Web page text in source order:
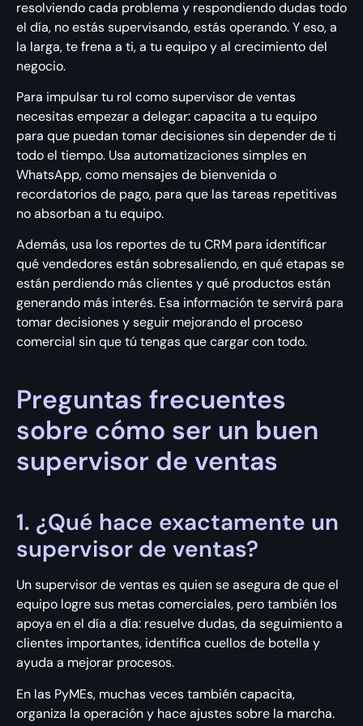
resolviendo cada problema y respondiendo dudas todo
el día, no estás supervisando, estás operando. Y eso, a
la larga, te frena a ti, a tu equipo y al crecimiento del
negocio.
Para impulsar tu rol como supervisor de ventas
necesitas empezar a delegar: capacita a tu equipo
para que puedan tomar decisiones sin depender de ti
todo el tiempo. Usa automatizaciones simples en
WhatsApp, como mensajes de bienvenida o
recordatorios de pago, para que las tareas repetitivas
no absorban a tu equipo.
Además, usa los reportes de tu CRM para identificar
qué vendedores están sobresaliendo, en qué etapas se
están perdiendo más clientes y qué productos están
generando más interés. Esa información te servirá para
tomar decisiones y seguir mejorando el proceso
comercial sin que tú tengas que cargar con todo.
Preguntas frecuentes
sobre cómo ser un buen
supervisor de ventas
1. ¿Qué hace exactamente un
supervisor de ventas?
Un supervisor de ventas es quien se asegura de que el
equipo logre sus metas comerciales, pero también los
apoya en el día a día: resuelve dudas, da seguimiento a
clientes importantes, identifica cuellos de botella y
ayuda a mejorar procesos.
En las PyMEs, muchas veces también capacita,
organiza la operación y hace ajustes sobre la marcha.